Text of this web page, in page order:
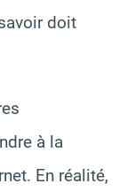
doit
à la
En réalité,